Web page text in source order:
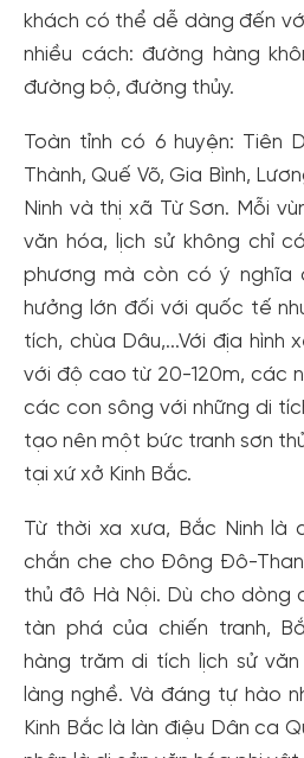
khách có thể dễ dàng đến
nhiều cách: đường hàng
đường bộ, đường thủy.
Toàn tỉnh có 6 huyện: Tiên
Thành, Quế Võ, Gia Bình,
Ninh và thị xã Từ Sơn. Mỗi
văn hóa, lịch sử không chỉ
phương mà còn có ý
hưởng lớn đối với quốc tế
tích, chùa Dâu,...Với địa hình
với độ cao từ 20-120m, các
các con sông với những di
tạo nên một bức tranh sơn
tại xứ xở Kinh Bắc.
Từ thời xa xưa, Bắc Ninh là
chắn che cho Đông Đô-
thủ đô Hà Nội. Dù cho dòng
tàn phá của chiến tranh,
hàng trăm di tích lịch sử
làng nghề. Và đáng tự hào
Kinh Bắc là làn điệu Dân ca